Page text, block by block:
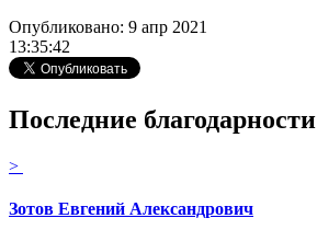
Опубликовано: 9 апр 2021
13:35:42
Последние благодарности
>
Зотов Евгений Александрович